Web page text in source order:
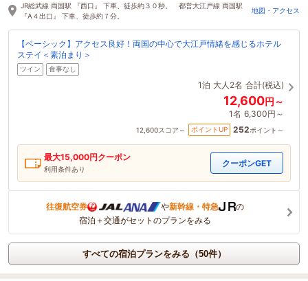
JR総武線 両国駅 『西口』 下車、徒歩約３０秒。 都営大江戸線 両国駅
『A４出口』 下車、徒歩約７分。
地図・アクセス
【ベーシック】アクセス良好！両国の中心で大江戸情緒を感じるホテル
ステイ＜素泊まり＞
ツイン 食事なし
1泊 大人2名 合計(税込)
12,600円～
1名 6,300円～
12,600スコア～ ポイントUP 252ポイント～
最大15,000円クーポン
利用条件あり
クーポンGET
往復航空券 や新幹線・特急
の
宿泊＋交通がセットのプランをみる
すべての宿泊プランをみる（50件）